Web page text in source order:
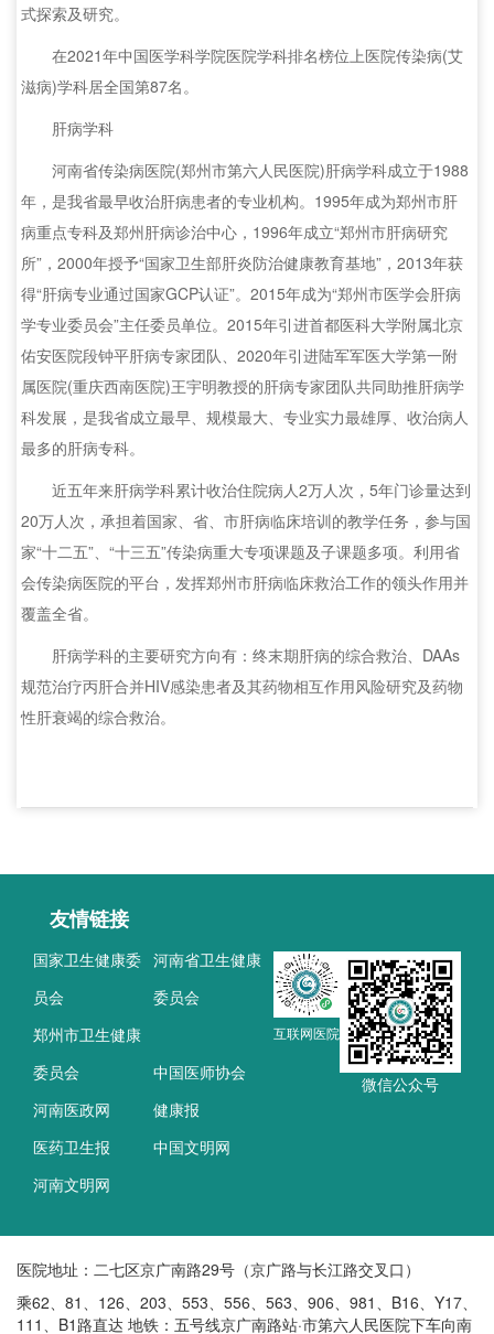
式探索及研究。
在2021年中国医学科学院医院学科排名榜位上医院传染病(艾
滋病)学科居全国第87名。
肝病学科
河南省传染病医院(郑州市第六人民医院)肝病学科成立于1988
年，是我省最早收治肝病患者的专业机构。1995年成为郑州市肝
病重点专科及郑州肝病诊治中心，1996年成立“郑州市肝病研究
所”，2000年授予“国家卫生部肝炎防治健康教育基地”，2013年获
得“肝病专业通过国家GCP认证”。2015年成为“郑州市医学会肝病
学专业委员会”主任委员单位。2015年引进首都医科大学附属北京
佑安医院段钟平肝病专家团队、2020年引进陆军军医大学第一附
属医院(重庆西南医院)王宇明教授的肝病专家团队共同助推肝病学
科发展，是我省成立最早、规模最大、专业实力最雄厚、收治病人
最多的肝病专科。
近五年来肝病学科累计收治住院病人2万人次，5年门诊量达到
20万人次，承担着国家、省、市肝病临床培训的教学任务，参与国
家“十二五”、“十三五”传染病重大专项课题及子课题多项。利用省
会传染病医院的平台，发挥郑州市肝病临床救治工作的领头作用并
覆盖全省。
肝病学科的主要研究方向有：终末期肝病的综合救治、DAAs
规范治疗丙肝合并HIV感染患者及其药物相互作用风险研究及药物
性肝衰竭的综合救治。
友情链接
国家卫生健康委
员会
河南省卫生健康
委员会
郑州市卫生健康
委员会
中国医师协会
河南医政网
健康报
医药卫生报
中国文明网
河南文明网
互联网医院
微信公众号
医院地址：二七区京广南路29号（京广路与长江路交叉口）
乘62、81、126、203、553、556、563、906、981、B16、Y17、
111、B1路直达 地铁：五号线京广南路站·市第六人民医院下车向南